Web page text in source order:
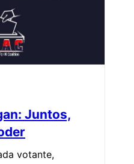
Juntos,
votante,